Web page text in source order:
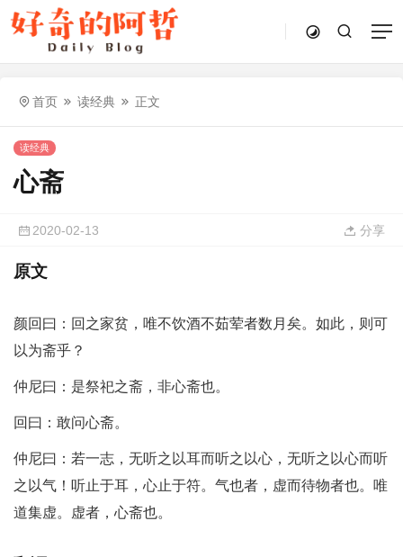
首页 读经典 正文
读经典
心斋
2020-02-13 分享
原文
颜回曰：回之家贫，唯不饮酒不茹荤者数月矣。如此，则可
以为斋乎？
仲尼曰：是祭祀之斋，非心斋也。
回曰：敢问心斋。
仲尼曰：若一志，无听之以耳而听之以心，无听之以心而听
之以气！听止于耳，心止于符。气也者，虚而待物者也。唯
道集虚。虚者，心斋也。